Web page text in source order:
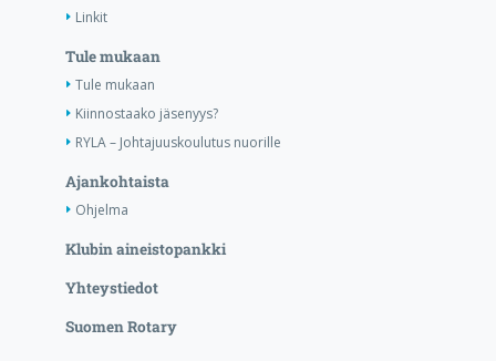
Linkit
Tule mukaan
Tule mukaan
Kiinnostaako jäsenyys?
RYLA – Johtajuuskoulutus nuorille
Ajankohtaista
Ohjelma
Klubin aineistopankki
Yhteystiedot
Suomen Rotary